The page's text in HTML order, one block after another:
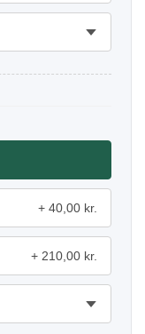
40,00 kr.
210,00 kr.